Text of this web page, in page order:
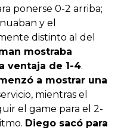
ponerse 0-2 arriba;
y el
distinto al del
mostraba
ventaja de 1-4.
a mostrar una
mientras el
el game para el 2-
Diego sacó para